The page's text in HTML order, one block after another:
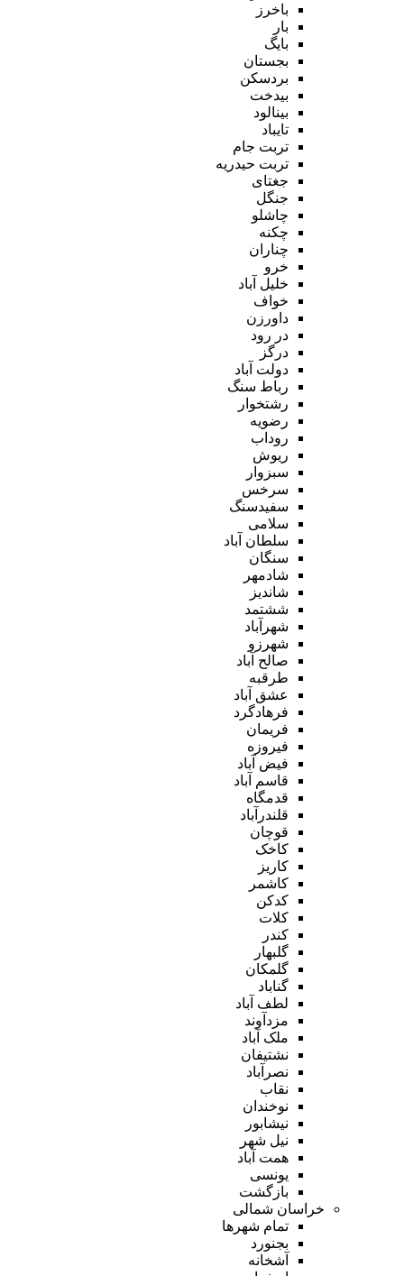
باخرز
بار
بایگ
بجستان
بردسکن
بیدخت
بینالود
تایباد
تربت جام
تربت حیدریه
جغتای
جنگل
چاشلو
چکنه
چناران
خرو
خلیل آباد
خواف
داورزن
در رود
درگز
دولت آباد
رباط سنگ
رشتخوار
رضویه
روداب
ریوش
سبزوار
سرخس
سفیدسنگ
سلامی
سلطان آباد
سنگان
شادمهر
شاندیز
ششتمد
شهرآباد
شهرزو
صالح آباد
طرقبه
عشق آباد
فرهادگرد
فریمان
فیروزه
فیض آباد
قاسم آباد
قدمگاه
قلندرآباد
قوچان
کاخک
کاریز
کاشمر
کدکن
کلات
کندر
گلبهار
گلمکان
گناباد
لطف آباد
مزدآوند
ملک آباد
نشتیفان
نصرآباد
نقاب
نوخندان
نیشابور
نیل شهر
همت آباد
یونسی
بازگشت
خراسان شمالی
تمام شهر‌ها
بجنورد
آشخانه